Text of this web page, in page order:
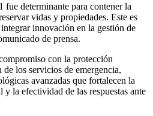
fue determinante para contener la
vidas y propiedades. Este es
innovación en la gestión de
de prensa.
con la protección
los servicios de emergencia,
avanzadas que fortalecen la
la efectividad de las respuestas ante